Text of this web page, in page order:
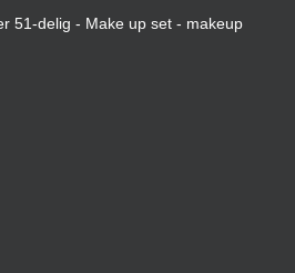
51-delig - Make up set - makeup